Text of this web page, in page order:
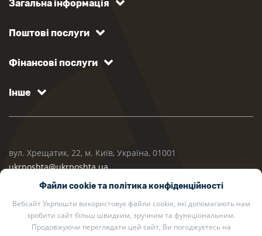
Файли cookie та політика конфіденційності
Вебсайт Укрпошти використовує файли cookie, які допомагають нам
зробити сайт більш швидким, зручним та функціональним.
Продовжуючи переглядати цей сайт, Ви погоджуєтесь на
Загальна інформація
Поштові послуги
Фінансові послуги
Інше
вул. Хрещатик, 22, м. Київ, Україна, 01001
ukrposhta@ukrposhta.ua